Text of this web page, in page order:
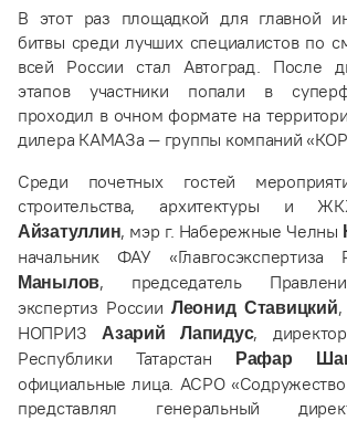
В этот раз площадкой для главной
битвы среди лучших специалистов по
всей России стал Автоград. После
этапов участники попали в
проходил в очном формате на
дилера КАМАЗа — группы компаний
Среди почетных гостей
строительства, архитектуры и
Айзатуллин, мэр г. Набережные Челны
начальник ФАУ «Главгосэкспертиза
Манылов, председатель
экспертиз РоссииЛеонид Ставицкий
НОПРИЗАзарий Лапидус,
Республики Татарстан
Рафар
официальные лица. АСРО
представлял генеральный